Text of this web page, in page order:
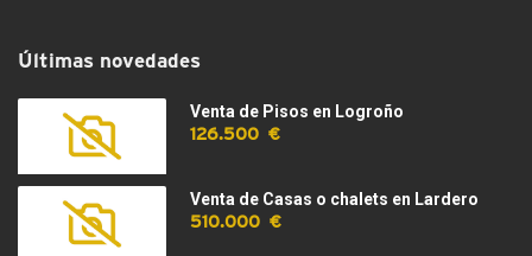
Últimas novedades
Venta de Pisos en Logroño
126.500 €
Venta de Casas o chalets en Lardero
510.000 €